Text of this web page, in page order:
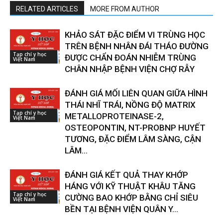
RELATED ARTICLES MORE FROM AUTHOR
Tạp chí y học
Việt Nam
KHẢO SÁT ĐẶC ĐIỂM VI TRÙNG HỌC
TRÊN BỆNH NHÂN ĐÁI THÁO ĐƯỜNG
ĐƯỢC CHẨN ĐOÁN NHIỄM TRÙNG
CHÂN NHẬP BỆNH VIỆN CHỢ RẪY
Tạp chí y học
Việt Nam
ĐÁNH GIÁ MỐI LIÊN QUAN GIỮA HÌNH
THÁI NHĨ TRÁI, NỒNG ĐỘ MATRIX
METALLOPROTEINASE-2,
OSTEOPONTIN, NT-PROBNP HUYẾT
TƯƠNG, ĐẶC ĐIỂM LÂM SÀNG, CẬN
LÂM...
Tạp chí y học
Việt Nam
ĐÁNH GIÁ KẾT QUẢ THAY KHỚP
HÁNG VỚI KỸ THUẬT KHÂU TĂNG
CƯỜNG BAO KHỚP BẰNG CHỈ SIÊU
BỀN TẠI BỆNH VIỆN QUÂN Y...